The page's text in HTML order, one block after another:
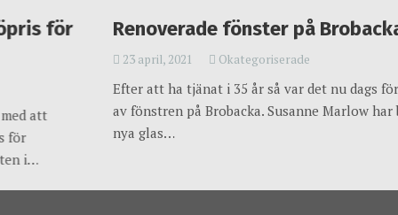
Renoverade fönster på Brobacka
Okategoriserade
Efter att ha tjänat i 35 år så var det nu dags för renovering
av fönstren på Brobacka. Susanne Marlow har bistått med
nya glas…